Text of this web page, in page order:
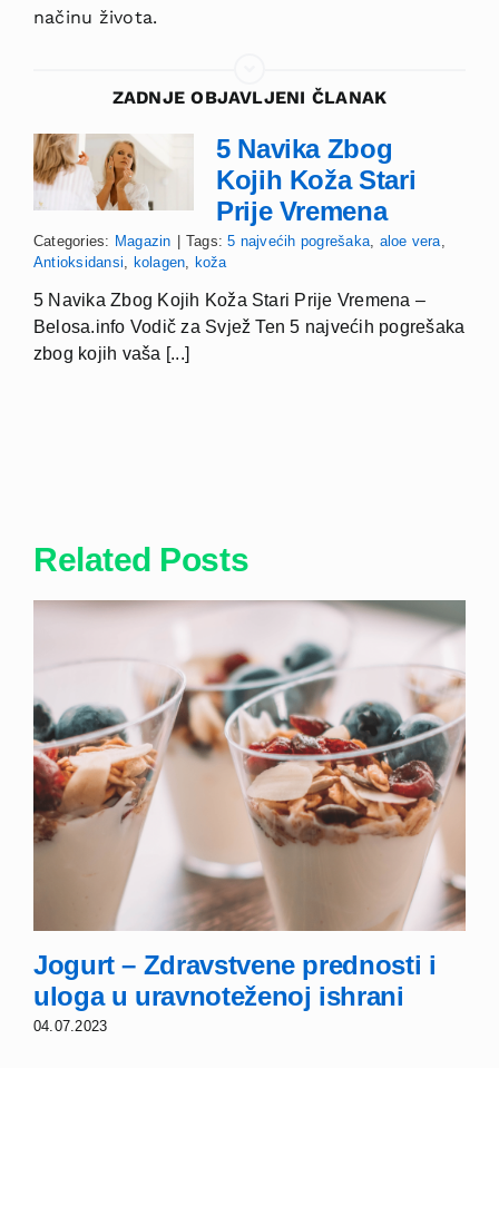
načinu života.
ZADNJE OBJAVLJENI ČLANAK
5 Navika Zbog
Kojih Koža Stari
Prije Vremena
Categories: Magazin Tags:5 najvećih pogrešaka, aloe vera,
Antioksidansi, kolagen, koža
5 Navika Zbog Kojih Koža Stari Prije Vremena –
Belosa.info Vodič za Svjež Ten 5 najvećih pogrešaka
zbog kojih vaša [...]
Related Posts
Jogurt – Zdravstvene prednosti i
uloga u uravnoteženoj ishrani
04.07.2023